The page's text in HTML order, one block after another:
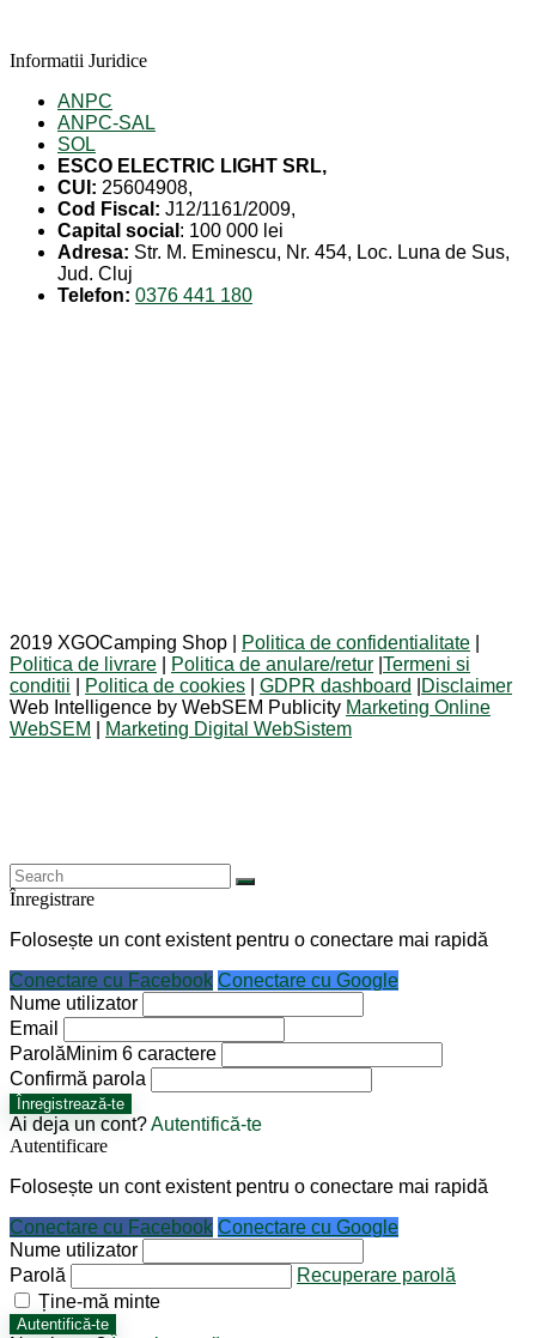
Informatii Juridice
ANPC
ANPC-SAL
SOL
ESCO ELECTRIC LIGHT SRL,
CUI: 25604908,
Cod Fiscal: J12/1161/2009,
Capital social : 100 000 lei
Adresa: Str. M. Eminescu, Nr. 454, Loc. Luna de Sus,
Jud. Cluj
Telefon: 0376 441 180
2019 XGOCamping Shop | Politica de confidentialitate
Politica de livrare
Politica de anulare/retur Termeni si
conditii
Politica de cookies GDPR dashboard
Disclaimer
Web Intelligence by WebSEM Publicity Marketing Online
WebSEM
Marketing Digital WebSistem
Înregistrare
Folosește un cont existent pentru o conectare mai rapidă
Conectare cu Facebook Conectare cu Google
Nume utilizator
Email
ParolăMinim 6 caractere
Confirmă parola
Înregistrează-te
Ai deja un cont?Autentifică-te
Autentificare
Folosește un cont existent pentru o conectare mai rapidă
Conectare cu Facebook Conectare cu Google
Nume utilizator
Parolă
Recuperare parolă
Ține-mă minte
Autentifică-te